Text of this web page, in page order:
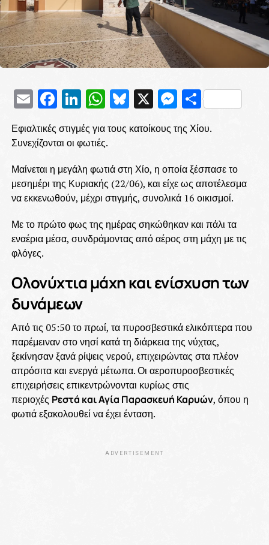
EmailFacebook
LinkedIn
WhatsApp
Bluesky
X
Εφιαλτικές στιγμές για τους κατοίκους της Χίου.
Συνεχίζονται οι φωτιές.
Μαίνεται η μεγάλη φωτιά στη Χίο, η οποία ξέσπασε το
μεσημέρι της Κυριακής (22/06), και είχε ως αποτέλεσμα
να εκκενωθούν, μέχρι στιγμής, συνολικά 16 οικισμοί.
Με το πρώτο φως της ημέρας σηκώθηκαν και πάλι τα
εναέρια μέσα, συνδράμοντας από αέρος στη μάχη με τις
φλόγες.
Ολονύχτια μάχη και ενίσχυση των
δυνάμεων
Από τις 05:50 το πρωί, τα πυροσβεστικά ελικόπτερα που
παρέμειναν στο νησί κατά τη διάρκεια της νύχτας,
ξεκίνησαν ξανά ρίψεις νερού, επιχειρώντας στα πλέον
απρόσιτα και ενεργά μέτωπα. Οι αεροπυροσβεστικές
επιχειρήσεις επικεντρώνονται κυρίως στις
περιοχές Ρεστά και Αγία Παρασκευή Καρυών, όπου η
φωτιά εξακολουθεί να έχει ένταση.
ADVERTISEMENT